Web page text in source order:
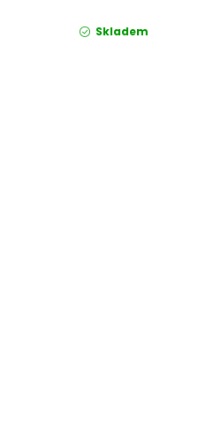
Skladem